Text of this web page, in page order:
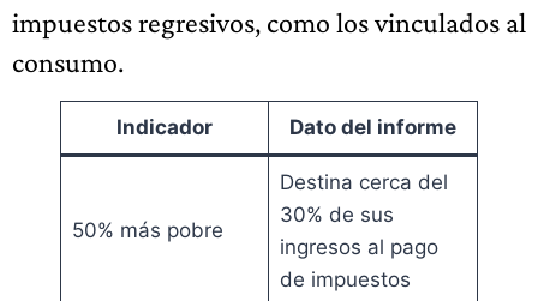
impuestos regresivos, como los vinculados al
consumo.
Indicador Dato del informe
50% más pobre
Destina cerca del
30% de sus
ingresos al pago
de impuestos